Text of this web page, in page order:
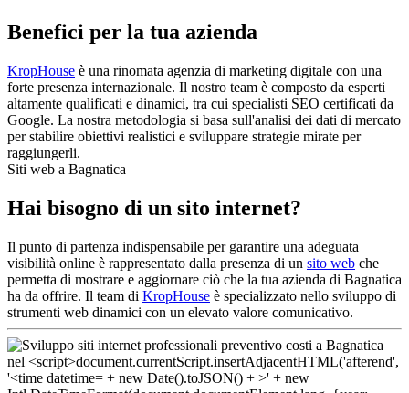
Benefici per la tua azienda
KropHouse è una rinomata agenzia di marketing digitale con una
forte presenza internazionale. Il nostro team è composto da esperti
altamente qualificati e dinamici, tra cui specialisti SEO certificati da
Google. La nostra metodologia si basa sull'analisi dei dati di mercato
per stabilire obiettivi realistici e sviluppare strategie mirate per
raggiungerli.
Siti web a Bagnatica
Hai bisogno di un sito internet?
Il punto di partenza indispensabile per garantire una adeguata
visibilità online è rappresentato dalla presenza di un sito web che
permetta di mostrare e aggiornare ciò che la tua azienda di Bagnatica
ha da offrire. Il team di KropHouse è specializzato nello sviluppo di
strumenti web dinamici con un elevato valore comunicativo.